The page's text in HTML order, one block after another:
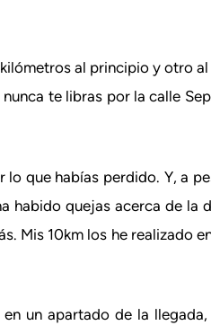
al principio y otro
te libras por la calle
que habías perdido. Y, a
habido quejas acerca de la
Mis 10km los he realizado
un apartado de la llegada,